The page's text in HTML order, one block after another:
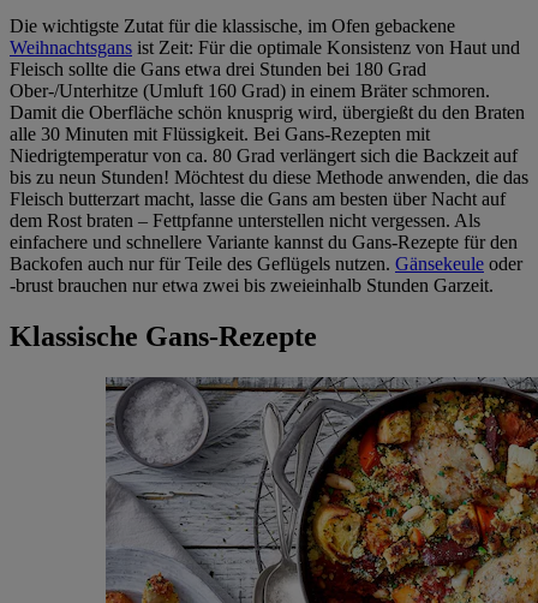
Die wichtigste Zutat für die klassische, im Ofen gebackene
Weihnachtsgans ist Zeit: Für die optimale Konsistenz von Haut und
Fleisch sollte die Gans etwa drei Stunden bei 180 Grad
Ober-/Unterhitze (Umluft 160 Grad) in einem Bräter schmoren.
Damit die Oberfläche schön knusprig wird, übergießt du den Braten
alle 30 Minuten mit Flüssigkeit. Bei Gans-Rezepten mit
Niedrigtemperatur von ca. 80 Grad verlängert sich die Backzeit auf
bis zu neun Stunden! Möchtest du diese Methode anwenden, die das
Fleisch butterzart macht, lasse die Gans am besten über Nacht auf
dem Rost braten – Fettpfanne unterstellen nicht vergessen. Als
einfachere und schnellere Variante kannst du Gans-Rezepte für den
Backofen auch nur für Teile des Geflügels nutzen. Gänsekeule oder
-brust brauchen nur etwa zwei bis zweieinhalb Stunden Garzeit.
Klassische Gans-Rezepte